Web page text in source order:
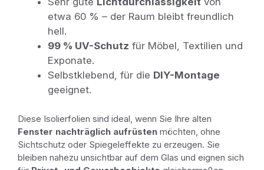
etwa 60 % – der Raum bleibt freundlich
hell.
99 % UV-Schutz für Möbel, Textilien und
Exponate.
Selbstklebend, für die DIY-Montage
geeignet.
Diese Isolierfolien sind ideal, wenn Sie Ihre alten
Fenster nachträglich aufrüsten möchten, ohne
Sichtschutz oder Spiegeleffekte zu erzeugen. Sie
bleiben nahezu unsichtbar auf dem Glas und eignen sich